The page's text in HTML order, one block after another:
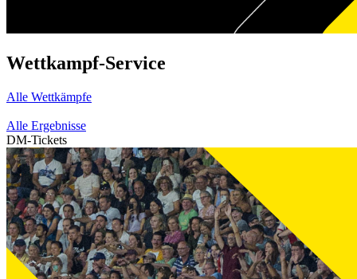
Wettkampf-Service
Alle Wettkämpfe
Alle Ergebnisse
DM-Tickets